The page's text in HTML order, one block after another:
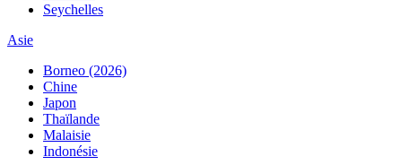
Seychelles
Asie
Borneo (2026)
Chine
Japon
Thaïlande
Malaisie
Indonésie